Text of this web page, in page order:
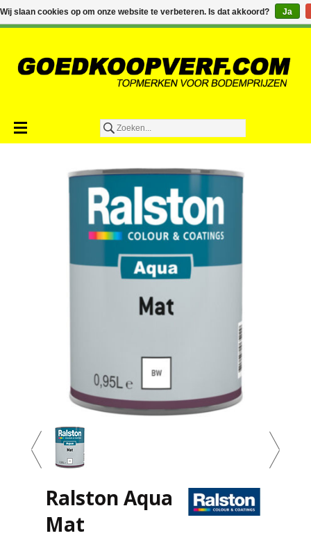
€0,00
Ralston Aqua
Mat
Toevoegen aan winkelwagen
Wij slaan cookies op om onze website te verbeteren. Is dat akkoord? Ja